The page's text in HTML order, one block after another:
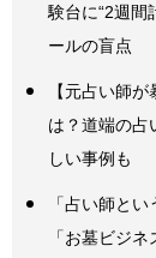
験台に“2週間
ールの盲点
【元占い師
は？道端の占
しい事例も
「占い師と
「お墓ビジ